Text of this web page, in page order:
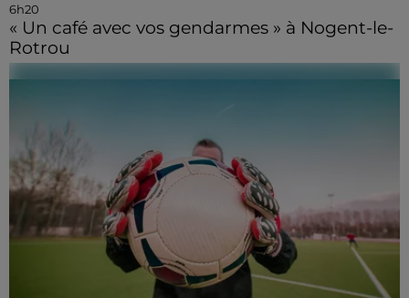
6h20
« Un café avec vos gendarmes » à Nogent-le-
Rotrou